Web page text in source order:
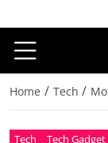
Home / Tech /
Tech Tech Gadget